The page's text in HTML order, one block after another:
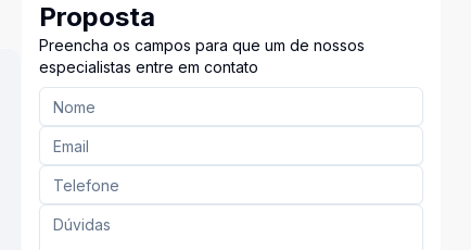
Proposta
Preencha os campos para que um de nossos
especialistas entre em contato